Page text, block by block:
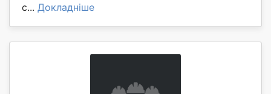
с... Докладніше